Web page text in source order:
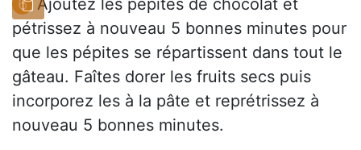
Ajoutez les pépites de chocolat et
pétrissez à nouveau 5 bonnes minutes pour
que les pépites se répartissent dans tout le
gâteau. Faîtes dorer les fruits secs puis
incorporez les à la pâte et reprétrissez à
nouveau 5 bonnes minutes.